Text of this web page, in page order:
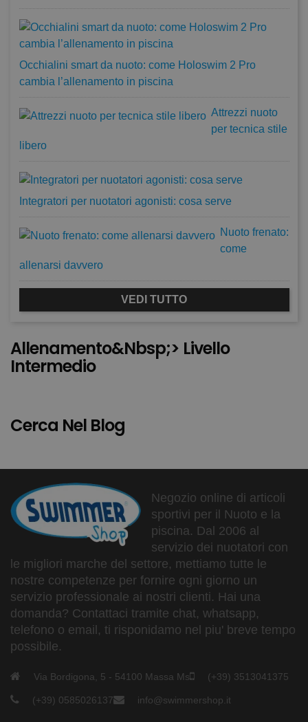
Occhialini smart da nuoto: come Holoswim 2 Pro
cambia l’allenamento in piscina
Attrezzi nuoto
per tecnica stile
libero
Integratori per nuotatori agonisti: cosa serve
Nuoto frenato:
come
allenarsi davvero
VEDI TUTTO
Allenamento&nbsp;> Livello
Intermedio
Cerca Nel Blog
Negozio online di articoli
sportivi per il Nuoto e la
piscina. Dal 2006 al
servizio dei nuotatori con
le migliori marche del settore, mettiamo tutte le
nostre competenze per fornire ogni giorno un
servizio professionale ai nostri clienti. Hai una
domanda? Contattaci tramite chat, whatsapp,
telefono o email, ti risponidamo nel piu' breve tempo
possibile.
Via Bordigona, 5 - 54100 Massa Ms (+39) 3513041375
(+39) 0585026137 info@swimmershop.it